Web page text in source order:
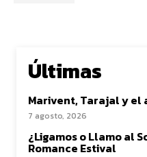
Últimas
Marivent, Tarajal y el
7 agosto, 2026
¿Ligamos o Llamo al
Romance Estival